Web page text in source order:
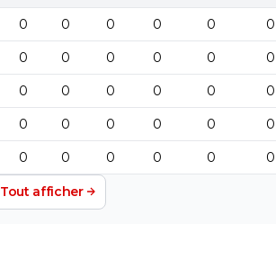
0 0 0 0 0 0
0 0 0 0 0 0
0 0 0 0 0 0
0 0 0 0 0 0
0 0 0 0 0 0
Tout afficher